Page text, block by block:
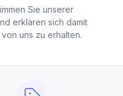
Sie unserer
erklären sich damit
uns zu erhalten.